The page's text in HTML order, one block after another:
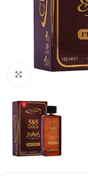
Click pentru a mări